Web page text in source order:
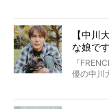
この事
太郎の
アについ
り添い
その悲し
いて、
こんな子
ていたと
ぼくら
と思った
【中川
な娘で
ッグと
『
優の中川
マちゃ